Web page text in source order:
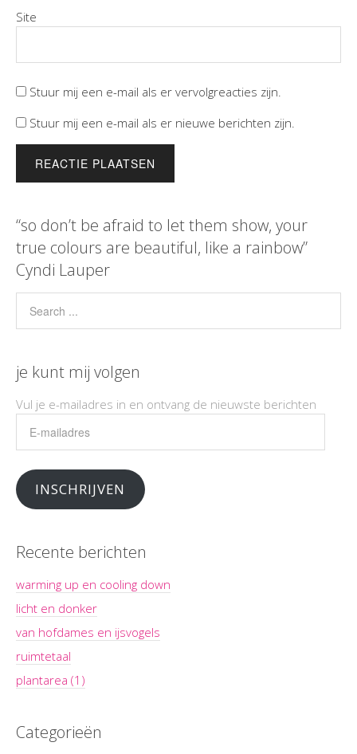
Site
Stuur mij een e-mail als er vervolgreacties zijn.
Stuur mij een e-mail als er nieuwe berichten zijn.
“so don’t be afraid to let them show, your
true colours are beautiful, like a rainbow”
Cyndi Lauper
je kunt mij volgen
Vul je e-mailadres in en ontvang de nieuwste berichten
mailadres
INSCHRIJVEN
Recente berichten
warming up en cooling down
licht en donker
van hofdames en ijsvogels
ruimtetaal
plantarea (1)
Categorieën